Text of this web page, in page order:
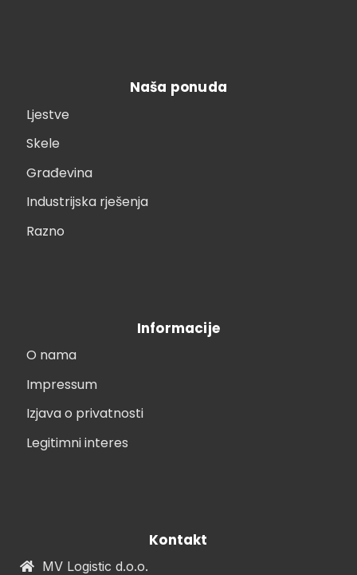
Naša ponuda
Ljestve
Skele
Građevina
Industrijska rješenja
Razno
Informacije
O nama
Impressum
Izjava o privatnosti
Legitimni interes
Kontakt
MV Logistic d.o.o.